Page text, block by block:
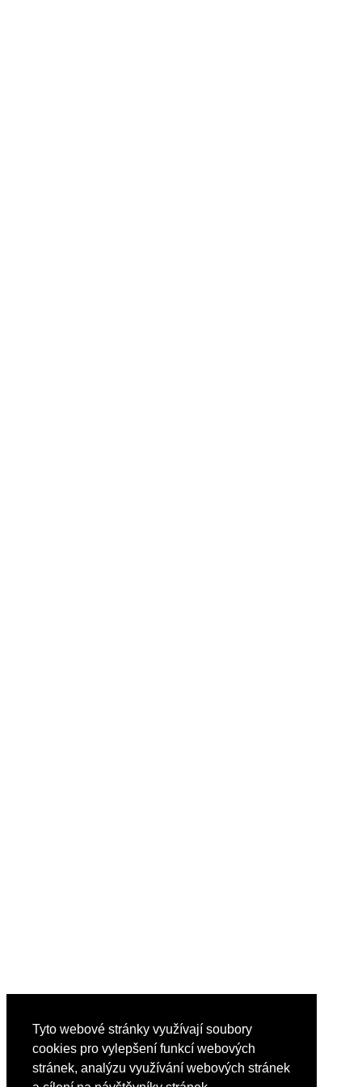
Tyto webové stránky využívají soubory
cookies pro vylepšení funkcí webových
stránek, analýzu využívání webových stránek